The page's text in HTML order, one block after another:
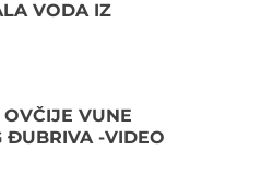
VODA IZ
VUNE
ĐUBRIVA -VIDEO